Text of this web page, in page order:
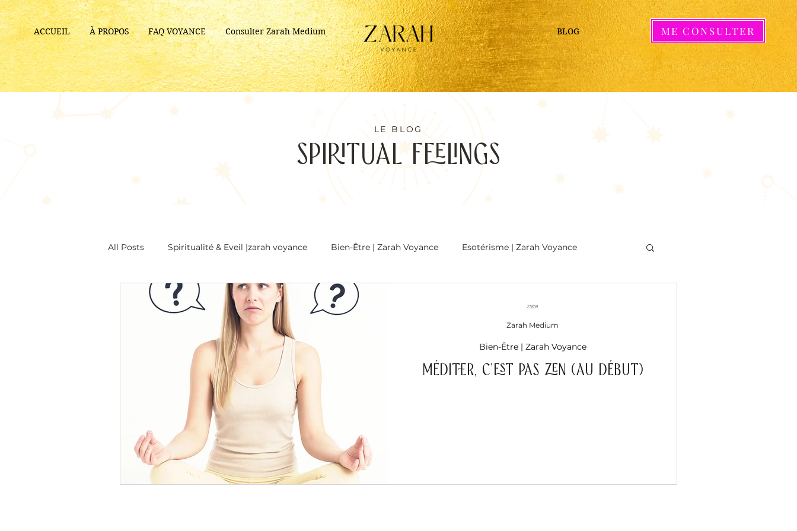
ACCUEIL À PROPOS FAQ VOYANCE Consulter Zarah Medium BLOG ME CONSULTER
LE BLOG
SPIRITUAL FEELINGS
All Posts Spiritualité & Eveil |zarah voyance Bien-Être | Zarah Voyance Esotérisme | Zarah Voyance
Initiation TAROT | Zarah Voyance Amour et Relations l Zarah Voyance
Méditer, c’est pas zen (au début)
Bien-Être | Zarah Voyance
Zarah Medium